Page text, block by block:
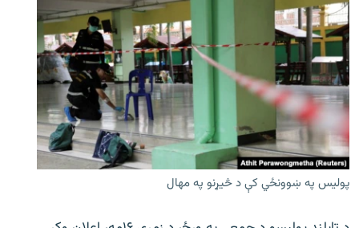
پولیس په ښوونځي کې د څیړنو په مهال